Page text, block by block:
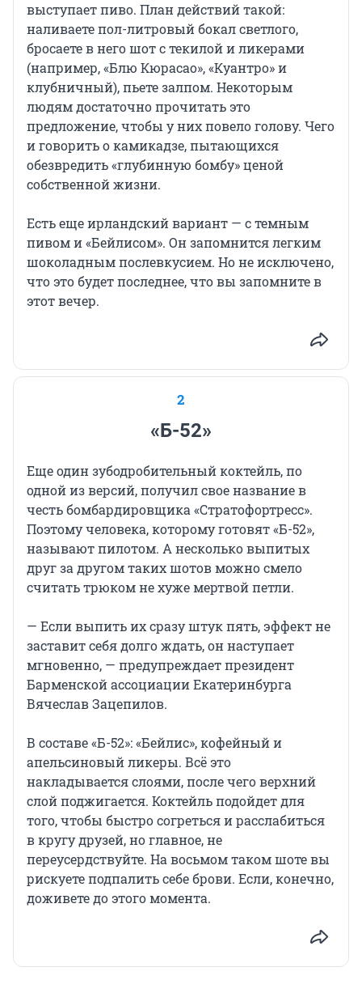
выступает пиво. План действий такой:
наливаете пол-литровый бокал светлого,
бросаете в него шот с текилой и ликерами
(например, «Блю Кюрасао», «Куантро» и
клубничный), пьете залпом. Некоторым
людям достаточно прочитать это
предложение, чтобы у них повело голову. Чего
и говорить о камикадзе, пытающихся
обезвредить «глубинную бомбу» ценой
собственной жизни.
Есть еще ирландский вариант — с темным
пивом и «Бейлисом». Он запомнится легким
шоколадным послевкусием. Но не исключено,
что это будет последнее, что вы запомните в
этот вечер.
2
«Б-52»
Еще один зубодробительный коктейль, по
одной из версий, получил свое название в
честь бомбардировщика «Стратофортресс».
Поэтому человека, которому готовят «Б-52»,
называют пилотом. А несколько выпитых
друг за другом таких шотов можно смело
считать трюком не хуже мертвой петли.
— Если выпить их сразу штук пять, эффект не
заставит себя долго ждать, он наступает
мгновенно, — предупреждает президент
Барменской ассоциации Екатеринбурга
Вячеслав Зацепилов.
В составе «Б-52»: «Бейлис», кофейный и
апельсиновый ликеры. Всё это
накладывается слоями, после чего верхний
слой поджигается. Коктейль подойдет для
того, чтобы быстро согреться и расслабиться
в кругу друзей, но главное, не
переусердствуйте. На восьмом таком шоте вы
рискуете подпалить себе брови. Если, конечно,
доживете до этого момента.